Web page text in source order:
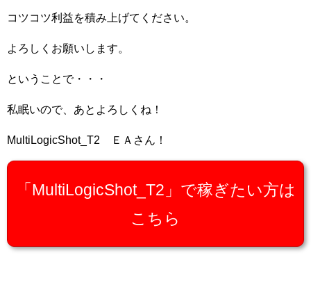
コツコツ利益を積み上げてください。
よろしくお願いします。
ということで・・・
私眠いので、あとよろしくね！
MultiLogicShot_T2 ＥＡさん！
「MultiLogicShot_T2」で稼ぎたい方は
こちら